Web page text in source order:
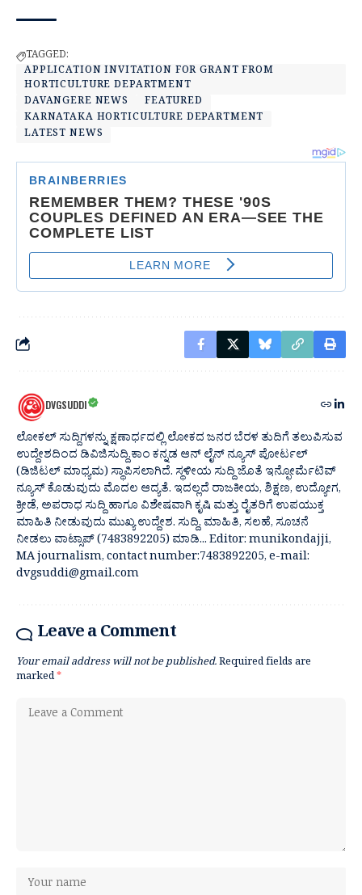
TAGGED:
APPLICATION INVITATION FOR GRANT FROM
HORTICULTURE DEPARTMENT
DAVANGERE NEWS
FEATURED
KARNATAKA HORTICULTURE DEPARTMENT
LATEST NEWS
DVGSUDDI
ಲೋಕಲ್ ಸುದ್ದಿಗಳನ್ನು ಕ್ಷಣಾರ್ಧದಲ್ಲಿ ಲೋಕದ ಜನರ ಬೆರಳ ತುದಿಗೆ ತಲುಪಿಸುವ
ಉದ್ದೇಶದಿಂದ ಡಿವಿಜಿಸುದ್ದಿ.ಕಾಂ ಕನ್ನಡ ಆನ್ ಲೈನ್ ನ್ಯೂಸ್ ಪೋರ್ಟಲ್
(ಡಿಜಿಟಲ್ ಮಾಧ್ಯಮ) ಸ್ಥಾಪಿಸಲಾಗಿದೆ. ಸ್ಥಳೀಯ ಸುದ್ದಿ ಜೊತೆ ಇನ್ಫೋರ್ಮೆಟಿವ್
ನ್ಯೂಸ್ ಕೊಡುವುದು ಮೊದಲ ಆದ್ಯತೆ. ಇದಲ್ಲದೆ ರಾಜಕೀಯ, ಶಿಕ್ಷಣ, ಉದ್ಯೋಗ,
ಕ್ರೀಡೆ, ಅಪರಾಧ ಸುದ್ದಿ ಹಾಗೂ ವಿಶೇಷವಾಗಿ ಕೃಷಿ ಮತ್ತು ರೈತರಿಗೆ ಉಪಯುಕ್ತ
ಮಾಹಿತಿ ನೀಡುವುದು ಮುಖ್ಯ ಉದ್ದೇಶ. ಸುದ್ದಿ, ಮಾಹಿತಿ, ಸಲಹೆ, ಸೂಚನೆ
ನೀಡಲು ವಾಟ್ಸಾಪ್ (7483892205) ಮಾಡಿ... Editor: munikondajji,
MA journalism, contact number:7483892205, e-mail:
dvgsuddi@gmail.com
Leave a Comment
Your email address will not be published.Required fields are
marked*